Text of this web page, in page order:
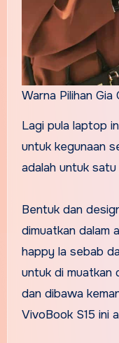
Warna Pilihan Gia
Lagi pula laptop
untuk kegunaan
adalah untuk satu
Bentuk dan
dimuatkan dalam
happy la sebab
untuk di muatkan
dan dibawa
VivoBook S15 ini